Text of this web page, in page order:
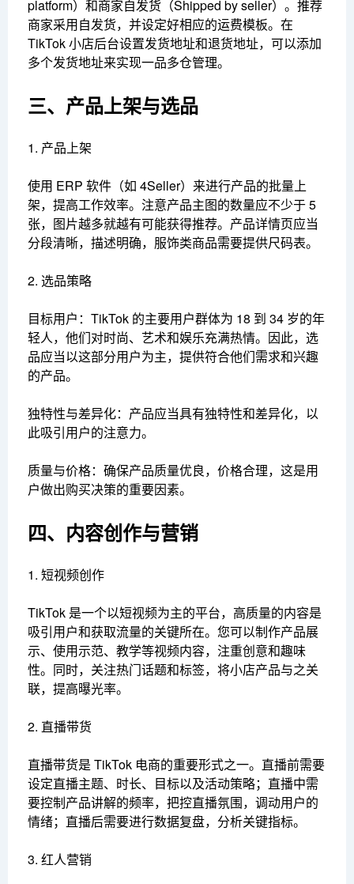
platform）和商家自发货（Shipped by seller）。推荐
商家采用自发货，并设定好相应的运费模板。在
TikTok 小店后台设置发货地址和退货地址，可以添加
多个发货地址来实现一品多仓管理。
三、产品上架与选品
1. 产品上架
使用 ERP 软件（如 4Seller）来进行产品的批量上
架，提高工作效率。注意产品主图的数量应不少于 5
张，图片越多就越有可能获得推荐。产品详情页应当
分段清晰，描述明确，服饰类商品需要提供尺码表。
2. 选品策略
目标用户：TikTok 的主要用户群体为 18 到 34 岁的年
轻人，他们对时尚、艺术和娱乐充满热情。因此，选
品应当以这部分用户为主，提供符合他们需求和兴趣
的产品。
独特性与差异化：产品应当具有独特性和差异化，以
此吸引用户的注意力。
质量与价格：确保产品质量优良，价格合理，这是用
户做出购买决策的重要因素。
四、内容创作与营销
1. 短视频创作
TikTok 是一个以短视频为主的平台，高质量的内容是
吸引用户和获取流量的关键所在。您可以制作产品展
示、使用示范、教学等视频内容，注重创意和趣味
性。同时，关注热门话题和标签，将小店产品与之关
联，提高曝光率。
2. 直播带货
直播带货是 TikTok 电商的重要形式之一。直播前需要
设定直播主题、时长、目标以及活动策略；直播中需
要控制产品讲解的频率，把控直播氛围，调动用户的
情绪；直播后需要进行数据复盘，分析关键指标。
3. 红人营销